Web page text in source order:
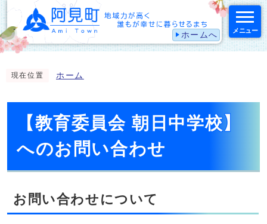
ホームへ メニュー
現在位置 ホーム
【教育委員会 朝日中学校】
へのお問い合わせ
お問い合わせについて